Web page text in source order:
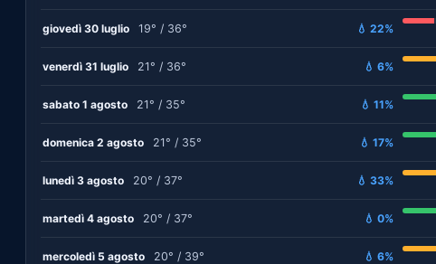
giovedì 30 luglio 19° / 36° 💧 22%
venerdì 31 luglio 21° / 36° 💧 6%
sabato 1 agosto 21° / 35° 💧 11%
domenica 2 agosto 21° / 35° 💧 17%
lunedì 3 agosto 20° / 37° 💧 33%
martedì 4 agosto 20° / 37° 💧 0%
mercoledì 5 agosto 20° / 39° 💧 6%